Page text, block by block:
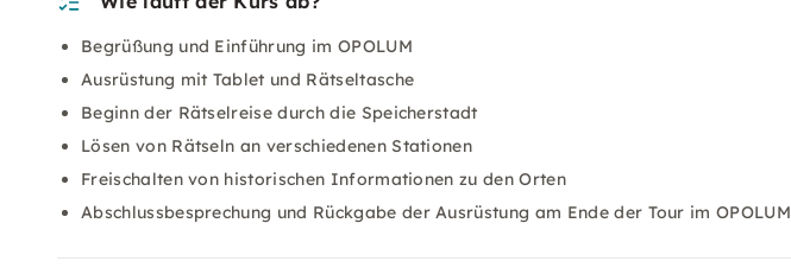
Begrüßung und Einführung im OPOLUM
Ausrüstung mit Tablet und Rätseltasche
Beginn der Rätselreise durch die Speicherstadt
Lösen von Rätseln an verschiedenen Stationen
Freischalten von historischen Informationen zu den Orten
Abschlussbesprechung und Rückgabe der Ausrüstung am Ende der Tour im OPOLUM